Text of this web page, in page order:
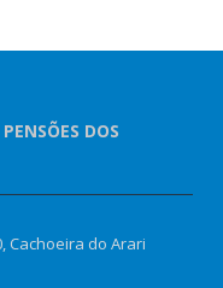
DOS
Cachoeira do Arari